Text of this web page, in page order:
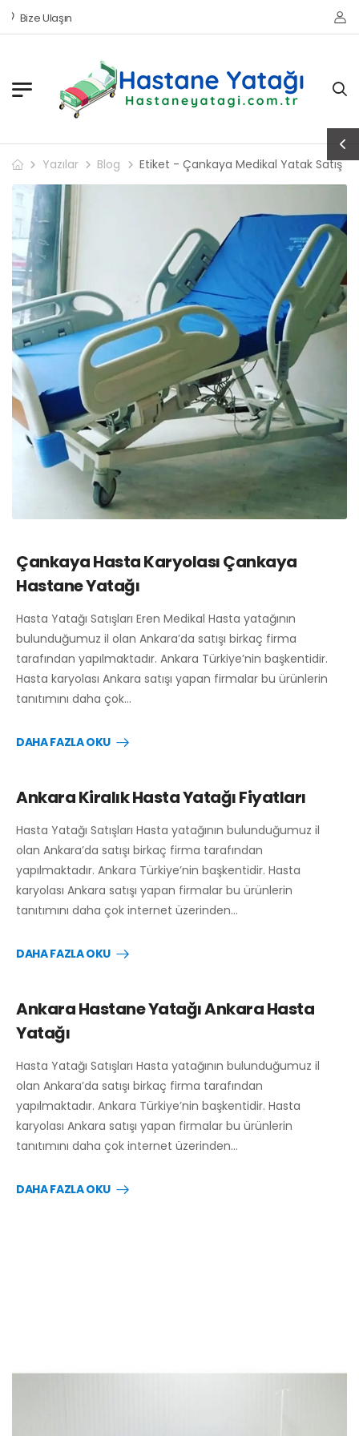
Bize Ulaşın
Yazılar Blog Etiket - Çankaya Medikal Yatak Satış
Çankaya Hasta Karyolası Çankaya
Hastane Yatağı
Hasta Yatağı Satışları Eren Medikal Hasta yatağının
bulunduğumuz il olan Ankara’da satışı birkaç firma
tarafından yapılmaktadır. Ankara Türkiye’nin başkentidir.
Hasta karyolası Ankara satışı yapan firmalar bu ürünlerin
tanıtımını daha çok…
DAHA FAZLA OKU
Ankara Kiralık Hasta Yatağı Fiyatları
Hasta Yatağı Satışları Hasta yatağının bulunduğumuz il
olan Ankara’da satışı birkaç firma tarafından
yapılmaktadır. Ankara Türkiye’nin başkentidir. Hasta
karyolası Ankara satışı yapan firmalar bu ürünlerin
tanıtımını daha çok internet üzerinden…
DAHA FAZLA OKU
Ankara Hastane Yatağı Ankara Hasta
Yatağı
Hasta Yatağı Satışları Hasta yatağının bulunduğumuz il
olan Ankara’da satışı birkaç firma tarafından
yapılmaktadır. Ankara Türkiye’nin başkentidir. Hasta
karyolası Ankara satışı yapan firmalar bu ürünlerin
tanıtımını daha çok internet üzerinden…
DAHA FAZLA OKU